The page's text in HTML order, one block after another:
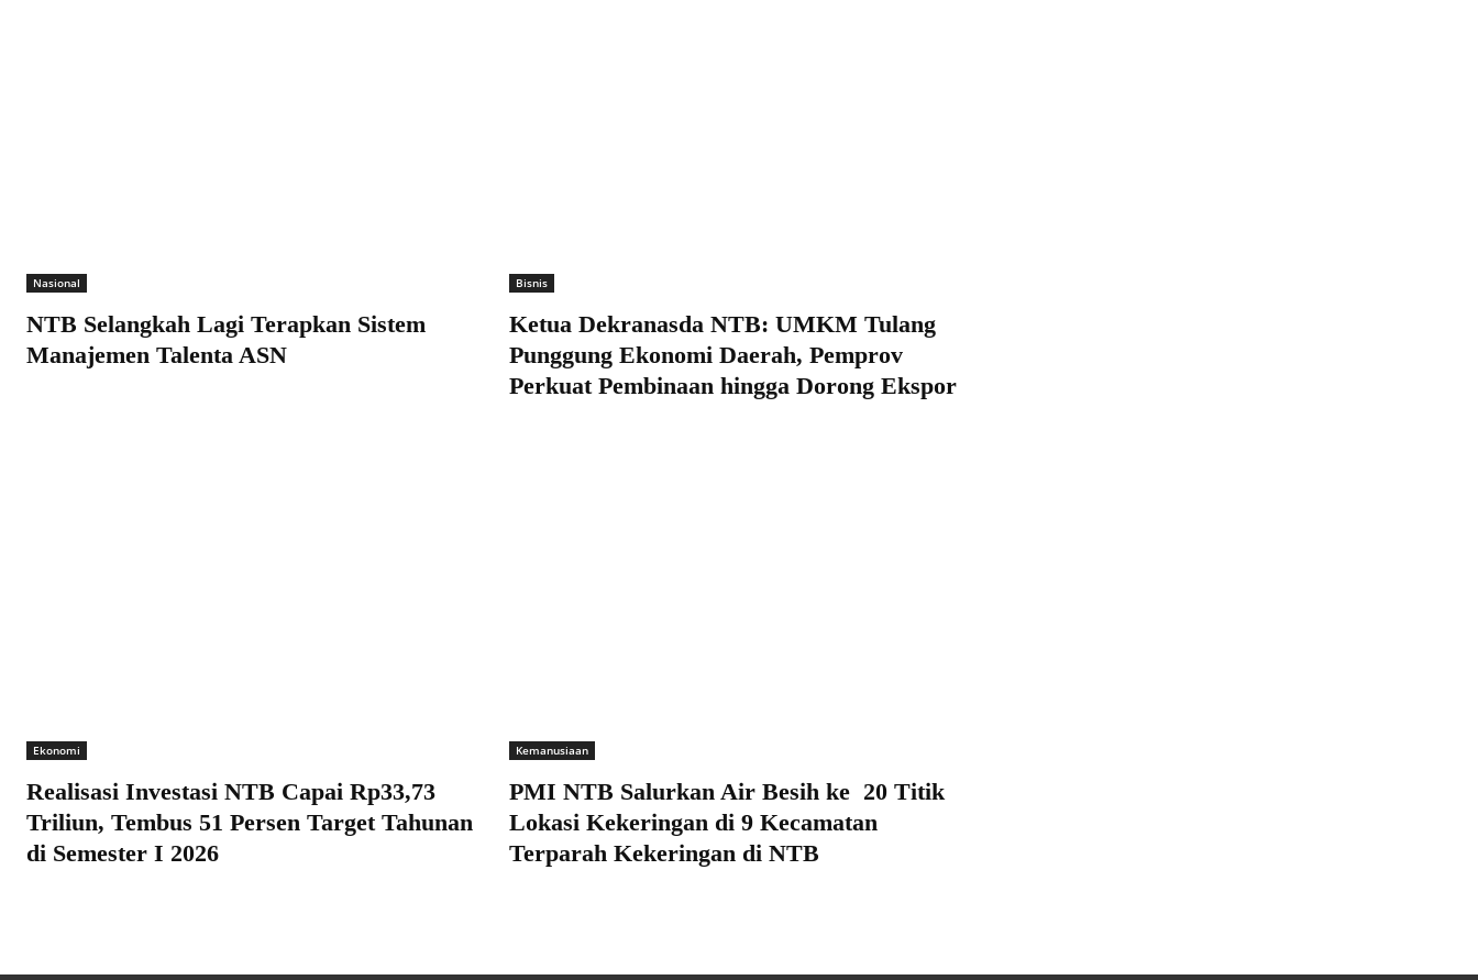
Nasional
NTB Selangkah Lagi Terapkan Sistem
Manajemen Talenta ASN
Bisnis
Ketua Dekranasda NTB: UMKM Tulang
Punggung Ekonomi Daerah, Pemprov
Perkuat Pembinaan hingga Dorong Ekspor
Ekonomi
Realisasi Investasi NTB Capai Rp33,73
Triliun, Tembus 51 Persen Target Tahunan
di Semester I 2026
Kemanusiaan
PMI NTB Salurkan Air Besih ke 20 Titik
Lokasi Kekeringan di 9 Kecamatan
Terparah Kekeringan di NTB